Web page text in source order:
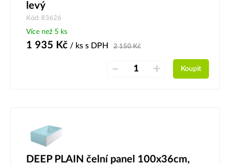
levý
Kód: 83626
Více než 5 ks
1 935 Kč / ks s DPH 2 150Kč
– + Koupit
DEEP PLAIN čelní panel 100x36cm,